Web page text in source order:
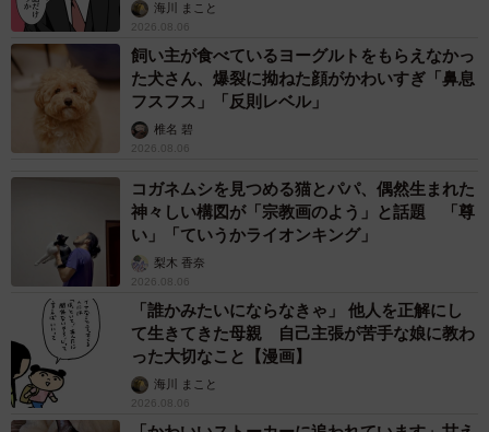
海川 まこと
2026.08.06
飼い主が食べているヨーグルトをもらえなかっ
た犬さん、爆裂に拗ねた顔がかわいすぎ「鼻息
フスフス」「反則レベル」
椎名 碧
2026.08.06
コガネムシを見つめる猫とパパ、偶然生まれた
神々しい構図が「宗教画のよう」と話題 「尊
い」「ていうかライオンキング」
梨木 香奈
2026.08.06
「誰かみたいにならなきゃ」 他人を正解にし
て生きてきた母親 自己主張が苦手な娘に教わ
った大切なこと【漫画】
海川 まこと
2026.08.06